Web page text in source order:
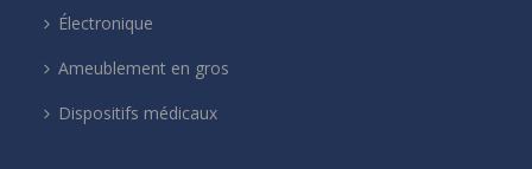
Électronique
Ameublement en gros
Dispositifs médicaux